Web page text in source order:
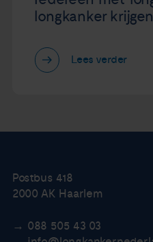
longkanker krijgen
Lees verder
Postbus 418
2000 AK Haarlem
088 505 43 03